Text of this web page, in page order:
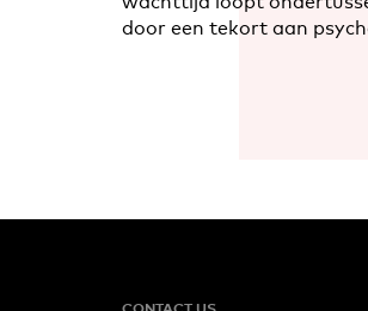
door een tekort aan